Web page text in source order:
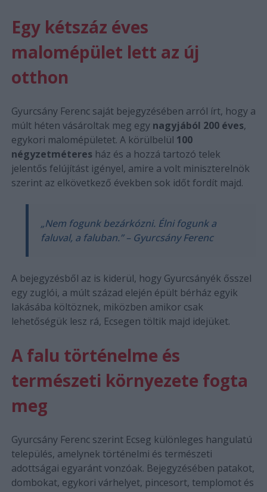
Egy kétszáz éves
malomépület lett az új
otthon
Gyurcsány Ferenc saját bejegyzésében arról írt, hogy a
múlt héten vásároltak meg egy nagyjából 200 éves,
egykori malomépületet. A körülbelül 100
négyzetméteresház és a hozzá tartozó telek
jelentős felújítást igényel, amire a volt miniszterelnök
szerint az elkövetkező években sok időt fordít majd.
„Nem fogunk bezárkózni. Élni fogunk a
faluval, a faluban.” – Gyurcsány Ferenc
A bejegyzésből az is kiderül, hogy Gyurcsányék ősszel
egy zuglói, a múlt század elején épült bérház egyik
lakásába költöznek, miközben amikor csak
lehetőségük lesz rá, Ecsegen töltik majd idejüket.
A falu történelme és
természeti környezete fogta
meg
Gyurcsány Ferenc szerint Ecseg különleges hangulatú
település, amelynek történelmi és természeti
adottságai egyaránt vonzóak. Bejegyzésében patakot,
dombokat, egykori várhelyet, pincesort, templomot és